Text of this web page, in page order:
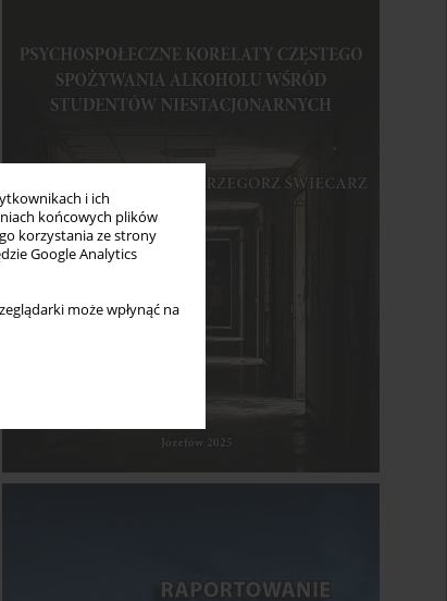
i ich
końcowych plików
korzystania ze strony
Google Analytics
może wpłynąć na